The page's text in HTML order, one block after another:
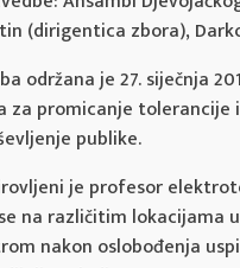
(dirigentica zbora),
održana je 27. siječnja
za promicanje tolerancije
publike.
je profesor
na različitim lokacijama
nakon oslobođenja